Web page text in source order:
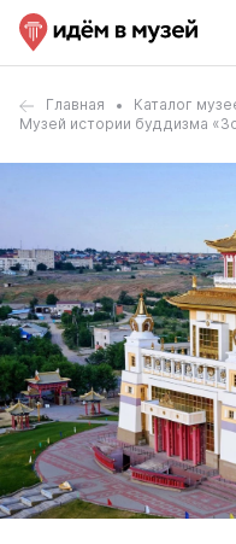
Главная Каталог
Музей истории буддизма